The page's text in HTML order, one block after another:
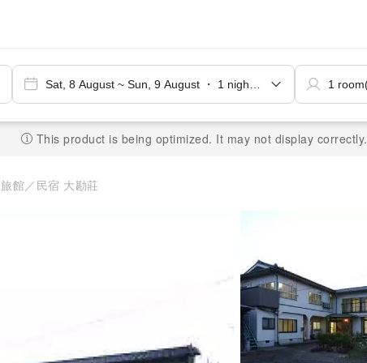
This product is being optimized. It may not display correctly.
旅館／民宿 大勘莊